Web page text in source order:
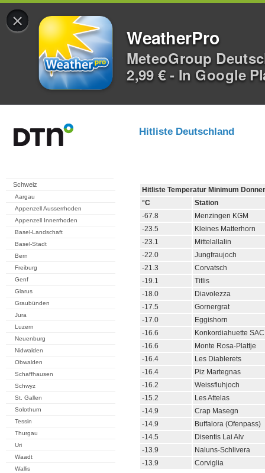
×
WeatherPro
MeteoGroup
2,99 € - In Google
Schweiz
Aargau
Appenzell Ausserrhoden
Appenzell Innerrhoden
Basel-Landschaft
Basel-Stadt
Bern
Freiburg
Genf
Glarus
Graubünden
Jura
Luzern
Neuenburg
Nidwalden
Obwalden
Schaffhausen
Schwyz
St. Gallen
Solothurn
Tessin
Thurgau
Uri
Waadt
Wallis
Hitliste Deutschland
Hitliste Temperatur Minimum
°C
Station
-67.8
Menzingen KGM
-23.5
Kleines Matterhorn
-23.1
Mittelallalin
-22.0
Jungfraujoch
-21.3
Corvatsch
-19.1
Titlis
-18.0
Diavolezza
-17.5
Gornergrat
-17.0
Eggishorn
-16.6
Konkordiahuette SAC
-16.6
Monte Rosa-Plattje
-16.4
Les Diablerets
-16.4
Piz Martegnas
-16.2
Weissfluhjoch
-15.2
Les Attelas
-14.9
Crap Masegn
-14.9
Buffalora (Ofenpass)
-14.5
Disentis Lai Alv
-13.9
Naluns-Schlivera
-13.9
Corviglia